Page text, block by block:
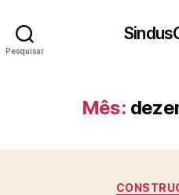
Pesquisar
Mês: